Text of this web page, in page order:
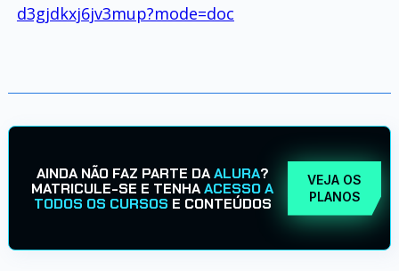
d3gjdkxj6jv3mup?mode=doc
AINDA NÃO FAZ PARTE DAALURA?
MATRICULE-SE E TENHAACESSO A
TODOS OS CURSOS E CONTEÚDOS
VEJA OS
PLANOS